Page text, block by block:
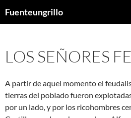
Fuenteungrillo
LOS SEÑORES
A partir de aquel momento el
tierras del poblado fueron
por un lado, y por los ricohombres